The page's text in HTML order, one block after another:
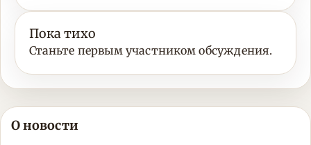
Пока тихо
Станьте первым участником обсуждения.
О новости